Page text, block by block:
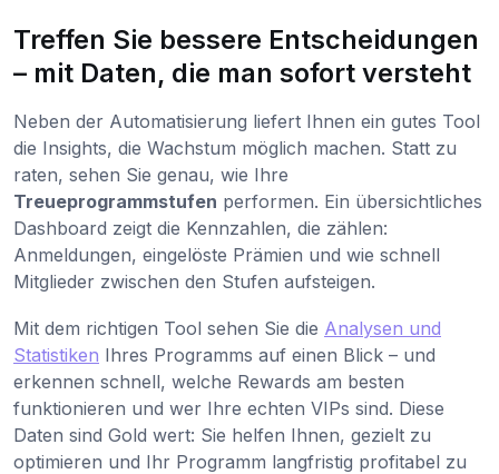
Treffen Sie bessere Entscheidungen
– mit Daten, die man sofort versteht
Neben der Automatisierung liefert Ihnen ein gutes Tool
die Insights, die Wachstum möglich machen. Statt zu
raten, sehen Sie genau, wie Ihre
Treueprogrammstufen performen. Ein übersichtliches
Dashboard zeigt die Kennzahlen, die zählen:
Anmeldungen, eingelöste Prämien und wie schnell
Mitglieder zwischen den Stufen aufsteigen.
Mit dem richtigen Tool sehen Sie die Analysen und
Statistiken Ihres Programms auf einen Blick – und
erkennen schnell, welche Rewards am besten
funktionieren und wer Ihre echten VIPs sind. Diese
Daten sind Gold wert: Sie helfen Ihnen, gezielt zu
optimieren und Ihr Programm langfristig profitabel zu